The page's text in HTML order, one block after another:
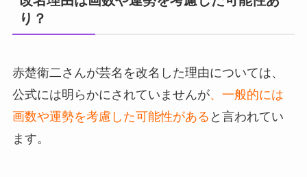
り？
赤楚衛二さんが芸名を改名した理由については、
公式には明らかにされていませんが、一般的には
画数や運勢を考慮した可能性がある と言われてい
ます。